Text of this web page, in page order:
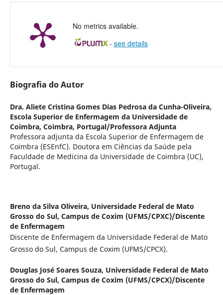
No metrics available.
- see details
Biografia do Autor
Dra. Aliete Cristina Gomes Dias Pedrosa da Cunha-Oliveira,
Escola Superior de Enfermagem da Universidade de
Coimbra, Coimbra, Portugal/Professora Adjunta
Professora adjunta da Escola Superior de Enfermagem de
Coimbra (ESEnfC). Doutora em Ciências da Saúde pela
Faculdade de Medicina da Universidade de Coimbra (UC),
Portugal.
Breno da Silva Oliveira, Universidade Federal de Mato
Grosso do Sul, Campus de Coxim (UFMS/CPXC)/Discente
de Enfermagem
Discente de Enfermagem da Universidade Federal de Mato
Grosso do Sul, Campus de Coxim (UFMS/CPCX).
Douglas José Soares Souza, Universidade Federal de Mato
Grosso do Sul, Campus de Coxim (UFMS/CPCX)/Discente
de Enfermagem